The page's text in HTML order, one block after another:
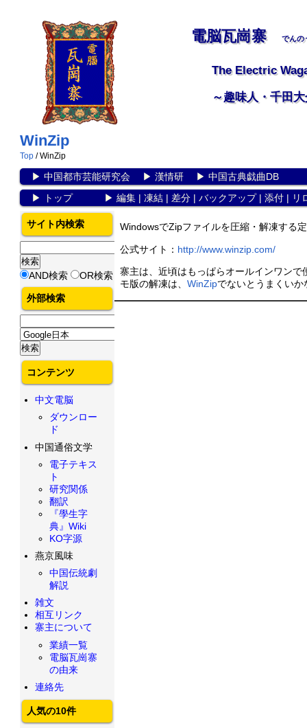
電脳瓦崗寨 でんの
The Electric
～趣味人・千田
WinZip
Top / WinZip
▶ 中国都市芸能研究会▶ 漢情研▶ 中国古典戯曲DB
▶
トップ▶ 編集| 凍結| 差分| バックアップ| 添付| リ
WindowsでZipファイルを圧縮・解凍する
公式サイト： http://www.winzip.com/
寨主は、近頃はもっぱらオールインワンで
モ版の解凍は、 WinZipでないとうまくいか
サイト内検索
AND検索 OR検索
外部検索
コンテンツ
中文電脳
ダウンロー
ド
中国通俗文学
電子テキス
ト
研究関係
翻訳
『學生字
典』Wiki
KO字源
燕京風味
中国伝統劇
解説
雑文
相互リンク
寨主について
業績一覧
電脳瓦崗寨
の由来
連絡先
人気の10件